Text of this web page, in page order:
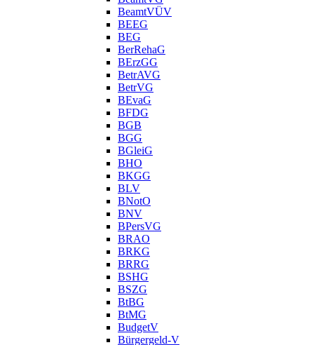
BeamtVÜV
BEEG
BEG
BerRehaG
BErzGG
BetrAVG
BetrVG
BEvaG
BFDG
BGB
BGG
BGleiG
BHO
BKGG
BLV
BNotO
BNV
BPersVG
BRAO
BRKG
BRRG
BSHG
BSZG
BtBG
BtMG
BudgetV
Bürgergeld-V